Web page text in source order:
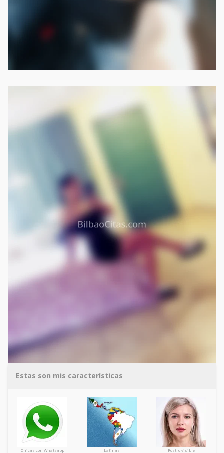
Estas son mis características
Chicas con Whatsapp Latinas Rostro visible